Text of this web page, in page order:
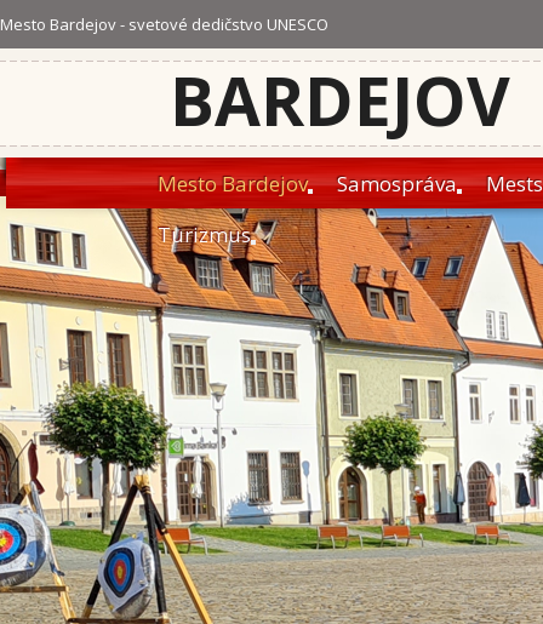
Mesto Bardejov - svetové dedičstvo UNESCO
BARDEJOV
Mesto Bardejov Samospráva
Turizmus